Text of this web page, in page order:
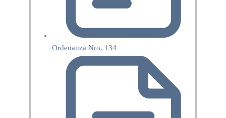
Ordenanza Nro. 134